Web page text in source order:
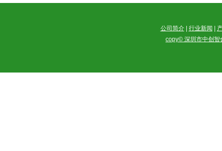
公司简介| 行业新闻
copy© 深圳市中创